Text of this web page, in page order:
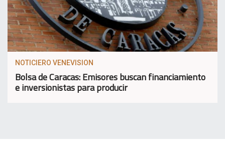
NOTICIERO VENEVISION
Bolsa de Caracas: Emisores buscan financiamiento
e inversionistas para producir